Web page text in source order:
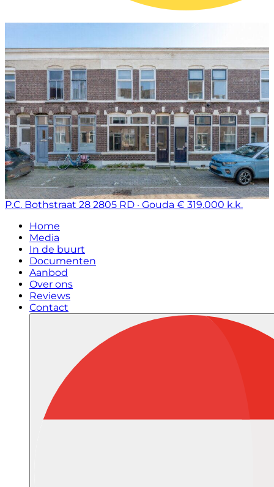
P.C. Bothstraat 28 2805 RD · Gouda € 319.000 k.k.
Home
Media
In de buurt
Documenten
Aanbod
Over ons
Reviews
Contact